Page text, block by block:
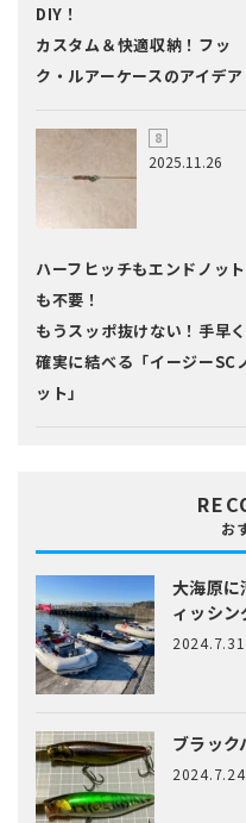
DIY！
カスタム＆快適収納！フッ
ク・ルアーケースのアイデア
2025.11.26
ハーフヒッチもエンドノット
も不要！
もうスッポ抜けない！手早く
確実に結べる「イージーSC
ット」
お
大海原に
ィッシン
2024.7.31
ブラック
2024.7.24